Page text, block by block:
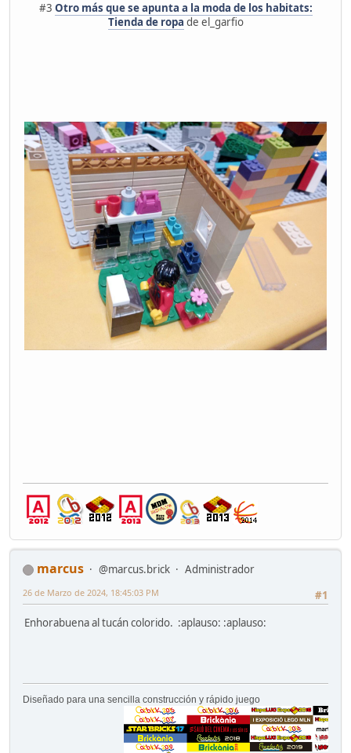
#3 Otro más que se apunta a la moda de los habitats:
Tienda de ropa de el_garfio
marcus @marcus.brick
Administrador
#1
26 de Marzo de 2024, 18:45:03 PM
Enhorabuena al tucán colorido. :aplauso: :aplauso:
Diseñado para una sencilla construcción y rápido juego